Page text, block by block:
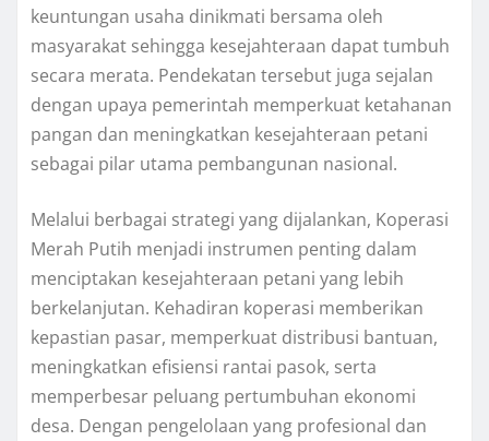
keuntungan usaha dinikmati bersama oleh
masyarakat sehingga kesejahteraan dapat tumbuh
secara merata. Pendekatan tersebut juga sejalan
dengan upaya pemerintah memperkuat ketahanan
pangan dan meningkatkan kesejahteraan petani
sebagai pilar utama pembangunan nasional.
Melalui berbagai strategi yang dijalankan, Koperasi
Merah Putih menjadi instrumen penting dalam
menciptakan kesejahteraan petani yang lebih
berkelanjutan. Kehadiran koperasi memberikan
kepastian pasar, memperkuat distribusi bantuan,
meningkatkan efisiensi rantai pasok, serta
memperbesar peluang pertumbuhan ekonomi
desa. Dengan pengelolaan yang profesional dan